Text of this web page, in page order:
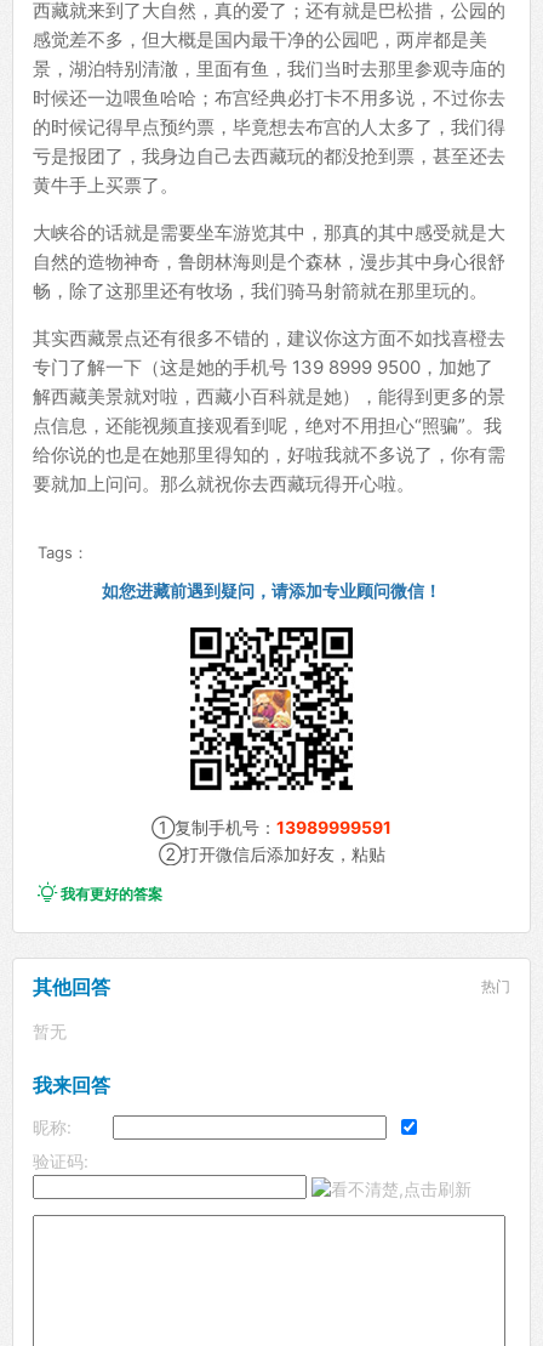
西藏就来到了大自然，真的爱了；还有就是巴松措，公园的
感觉差不多，但大概是国内最干净的公园吧，两岸都是美
景，湖泊特别清澈，里面有鱼，我们当时去那里参观寺庙的
时候还一边喂鱼哈哈；布宫经典必打卡不用多说，不过你去
的时候记得早点预约票，毕竟想去布宫的人太多了，我们得
亏是报团了，我身边自己去西藏玩的都没抢到票，甚至还去
黄牛手上买票了。
大峡谷的话就是需要坐车游览其中，那真的其中感受就是大
自然的造物神奇，鲁朗林海则是个森林，漫步其中身心很舒
畅，除了这那里还有牧场，我们骑马射箭就在那里玩的。
其实西藏景点还有很多不错的，建议你这方面不如找喜橙去
专门了解一下（这是她的手机号 139 8999 9500，加她了
解西藏美景就对啦，西藏小百科就是她），能得到更多的景
点信息，还能视频直接观看到呢，绝对不用担心“照骗”。我
给你说的也是在她那里得知的，好啦我就不多说了，你有需
要就加上问问。那么就祝你去西藏玩得开心啦。
Tags：
如您进藏前遇到疑问，请添加专业顾问微信！
①复制手机号： 13989999591
②打开微信后添加好友，粘贴
我有更好的答案
其他回答 热门
暂无
我来回答
昵称:
验证码: